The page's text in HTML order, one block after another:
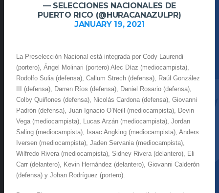
— SELECCIONES NACIONALES DE
PUERTO RICO (@HURACANAZULPR)
JANUARY 19, 2021
La Preselección Nacional está integrada por Cody Laurendi
(portero), Ángel Molinari (portero) Alec Díaz (mediocampista),
Rodolfo Sulia (defensa), Callum Strech (defensa), Raúl González
III (defensa), Darren Ríos (defensa), Daniel Rosario (defensa),
Colby Quiñones (defensa), Nicolás Cardona (defensa), Giovanni
Padrón (defensa), Juan Ignacio O’Neill (mediocampista), Devin
Vega (mediocampista), Lucas Arzán (mediocampista), Jordan
Saling (mediocampista), Isaac Angking (mediocampista), Anders
Iversen (mediocampista), Jaden Servania (mediocampista),
Wilfredo Rivera (mediocampista), Sidney Rivera (delantero), Eli
Carr (delantero), Kevin Hernández (delantero), Giovanni Calderón
(defensa) y Johan Rodríguez (portero).